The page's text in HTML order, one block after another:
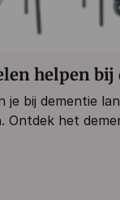
helpen bij
bij dementie
Ontdek het